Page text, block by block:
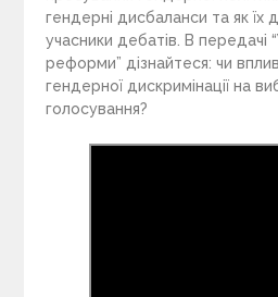
гендерні дисбаланси та як їх
учасники дебатів. В передачі
реформи” дізнайтеся: чи
гендерної дискримінації на
голосування?